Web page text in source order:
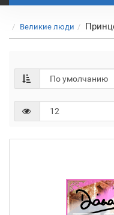
Великие люди